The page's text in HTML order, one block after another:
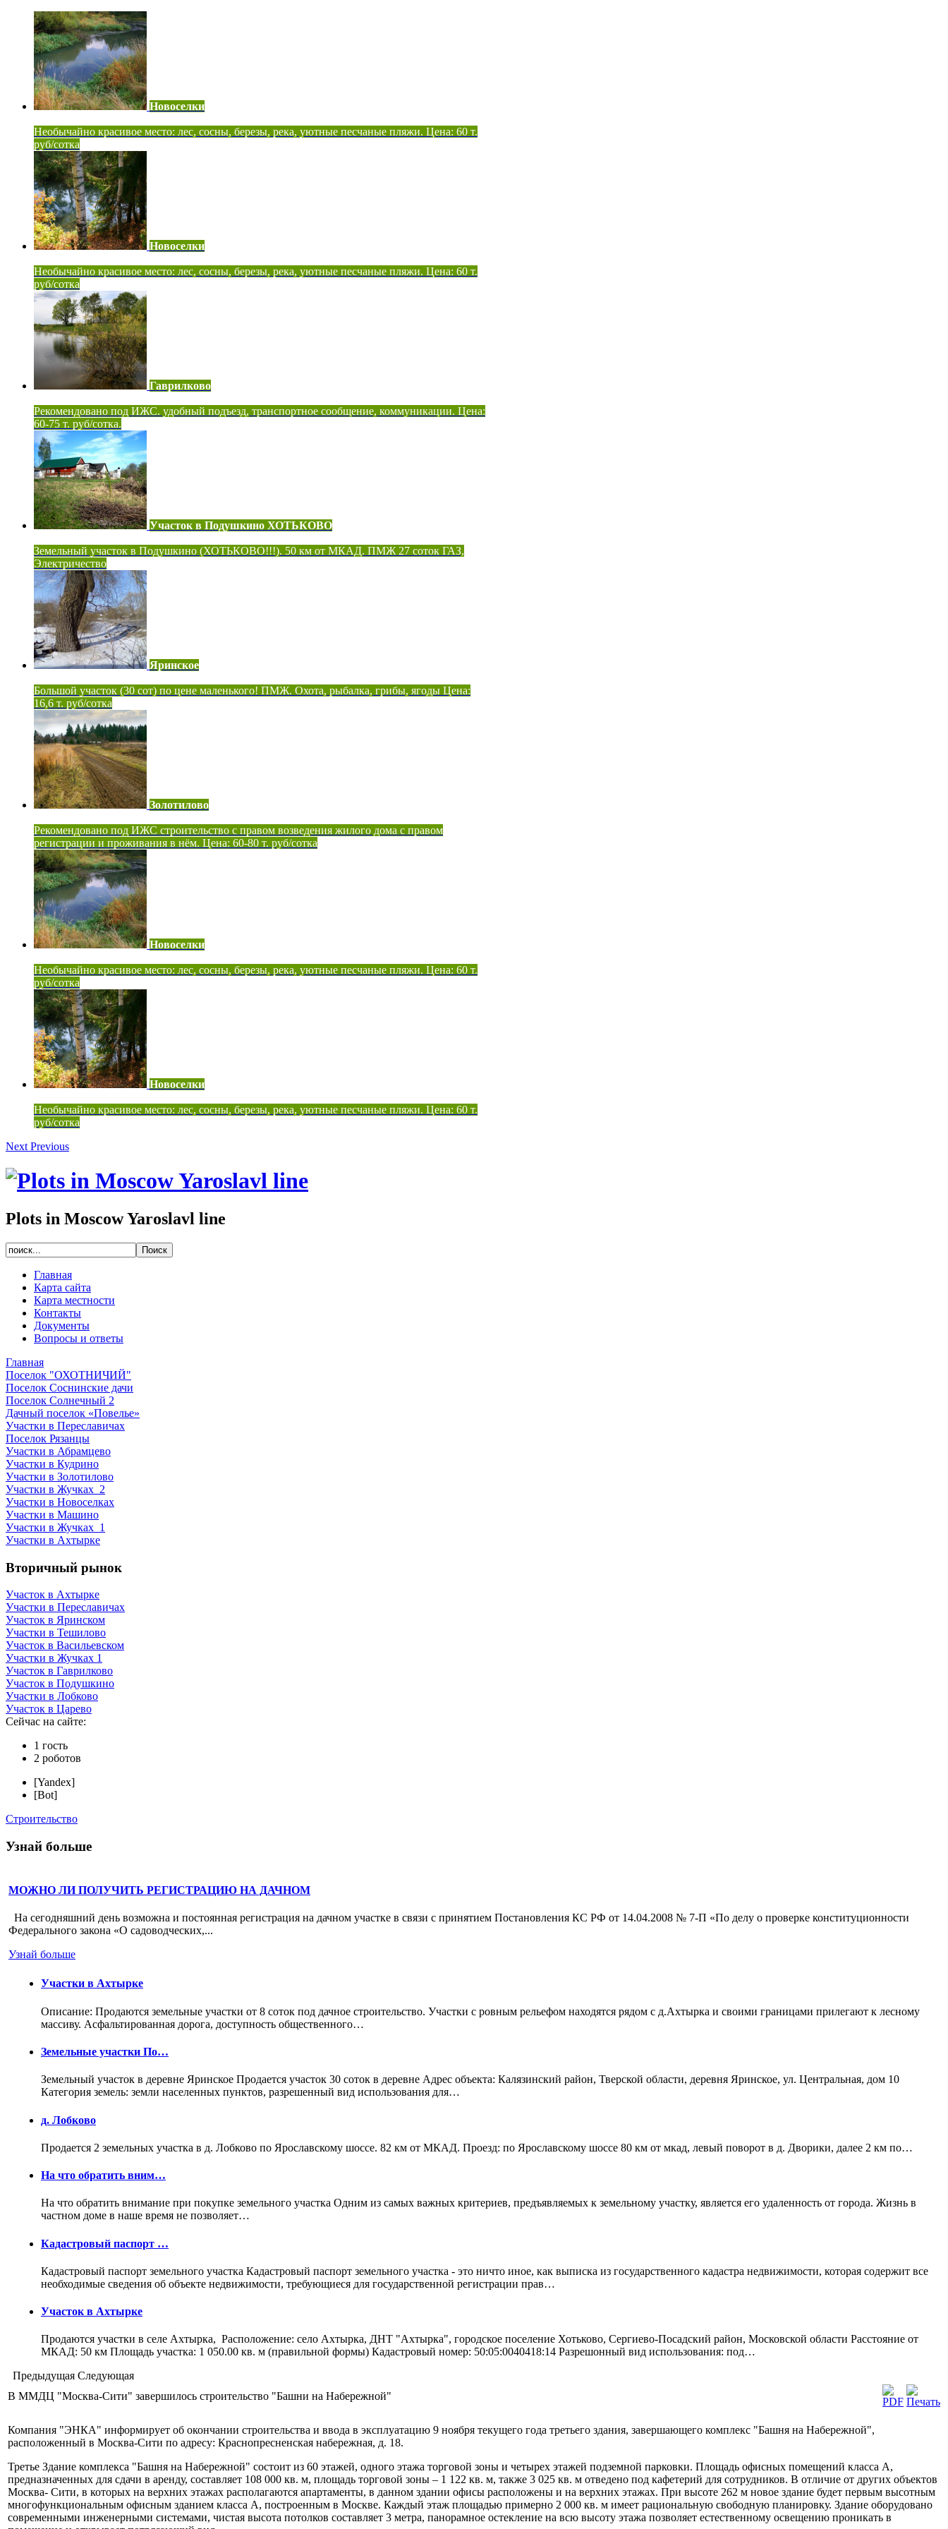
Новоселки
Необычайно красивое место: лес, сосны, березы, река, уютные песчаные пляжи. Цена: 60 т.
руб/сотка
Новоселки
Необычайно красивое место: лес, сосны, березы, река, уютные песчаные пляжи. Цена: 60 т.
руб/сотка
Гаврилково
Рекомендовано под ИЖС. удобный подъезд, транспортное сообщение, коммуникации. Цена:
60-75 т. руб/сотка.
Участок в Подушкино ХОТЬКОВО
Земельный участок в Подушкино (ХОТЬКОВО!!!). 50 км от МКАД. ПМЖ 27 соток ГАЗ,
Электричество
Яринское
Большой участок (30 сот) по цене маленького! ПМЖ. Охота, рыбалка, грибы, ягоды Цена:
16,6 т. руб/сотка
Золотилово
Рекомендовано под ИЖС строительство с правом возведения жилого дома с правом
регистрации и проживания в нём. Цена: 60-80 т. руб/сотка
Новоселки
Необычайно красивое место: лес, сосны, березы, река, уютные песчаные пляжи. Цена: 60 т.
руб/сотка
Новоселки
Необычайно красивое место: лес, сосны, березы, река, уютные песчаные пляжи. Цена: 60 т.
руб/сотка
Next Previous
Plots in Moscow Yaroslavl line
Главная
Карта сайта
Карта местности
Контакты
Документы
Вопросы и ответы
Главная
Поселок "ОХОТНИЧИЙ"
Поселок Соснинские дачи
Поселок Солнечный 2
Дачный поселок «Повелье»
Участки в Переславичах
Поселок Рязанцы
Участки в Абрамцево
Участки в Кудрино
Участки в Золотилово
Участки в Жучках_2
Участки в Новоселках
Участки в Машино
Участки в Жучках_1
Участки в Ахтырке
Вторичный рынок
Участок в Ахтырке
Участки в Переславичах
Участок в Яринском
Участки в Тешилово
Участок в Васильевском
Участки в Жучках 1
Участок в Гаврилково
Участок в Подушкино
Участки в Лобково
Участок в Царево
Сейчас на сайте:
1 гость
2 роботов
[Yandex]
[Bot]
Строительство
Узнай больше
МОЖНО ЛИ ПОЛУЧИТЬ РЕГИСТРАЦИЮ НА ДАЧНОМ
На сегодняшний день возможна и постоянная регистрация на дачном участке в связи с принятием Постановления КС РФ от 14.04.2008 № 7-П «По делу о проверке конституционности
Федерального закона «О садоводческих,...
Узнай больше
Участки в Ахтырке
Описание: Продаются земельные участки от 8 соток под дачное строительство. Участки с ровным рельефом находятся рядом с д.Ахтырка и своими границами прилегают к лесному
массиву. Асфальтированная дорога, доступность общественного…
Земельные участки По…
Земельный участок в деревне Яринское Продается участок 30 соток в деревне Адрес объекта: Калязинский район, Тверской области, деревня Яринское, ул. Центральная, дом 10
Категория земель: земли населенных пунктов, разрешенный вид использования для…
д. Лобково
Продается 2 земельных участка в д. Лобково по Ярославскому шоссе. 82 км от МКАД. Проезд: по Ярославскому шоссе 80 км от мкад, левый поворот в д. Дворики, далее 2 км по…
На что обратить вним…
На что обратить внимание при покупке земельного участка Одним из самых важных критериев, предъявляемых к земельному участку, является его удаленность от города. Жизнь в
частном доме в наше время не позволяет…
Кадастровый паспорт …
Кадастровый паспорт земельного участка Кадастровый паспорт земельного участка - это ничто иное, как выписка из государственного кадастра недвижимости, которая содержит все
необходимые сведения об объекте недвижимости, требующиеся для государственной регистрации прав…
Участок в Ахтырке
Продаются участки в селе Ахтырка, Расположение: село Ахтырка, ДНТ "Ахтырка", городское поселение Хотьково, Сергиево-Посадский район, Московской области Расстояние от
МКАД: 50 км Площадь участка: 1 050.00 кв. м (правильной формы) Кадастровый номер: 50:05:0040418:14 Разрешонный вид использования: под…
Предыдущая Следующая
В ММДЦ "Москва-Сити" завершилось строительство "Башни на Набережной"
Компания "ЭНКА" информирует об окончании строительства и ввода в эксплуатацию 9 ноября текущего года третьего здания, завершающего комплекс "Башня на Набережной",
расположенный в Москва-Сити по адресу: Краснопресненская набережная, д. 18.
Третье Здание комплекса "Башня на Набережной" состоит из 60 этажей, одного этажа торговой зоны и четырех этажей подземной парковки. Площадь офисных помещений класса А,
предназначенных для сдачи в аренду, составляет 108 000 кв. м, площадь торговой зоны – 1 122 кв. м, также 3 025 кв. м отведено под кафетерий для сотрудников. В отличие от других объектов
Москва- Сити, в которых на верхних этажах располагаются апартаменты, в данном здании офисы расположены и на верхних этажах. При высоте 262 м новое здание будет первым высотным
многофункциональным офисным зданием класса А, построенным в Москве. Каждый этаж площадью примерно 2 000 кв. м имеет рациональную свободную планировку. Здание оборудовано
современными инженерными системами, чистая высота потолков составляет 3 метра, панорамное остекление на всю высоту этажа позволяет естественному освещению проникать в